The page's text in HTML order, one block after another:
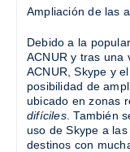
Ampliación de las
Debido a la
ACNUR y tras una
ACNUR, Skype y
posibilidad de
ubicado en zonas
difíciles. También
uso de Skype a
destinos con